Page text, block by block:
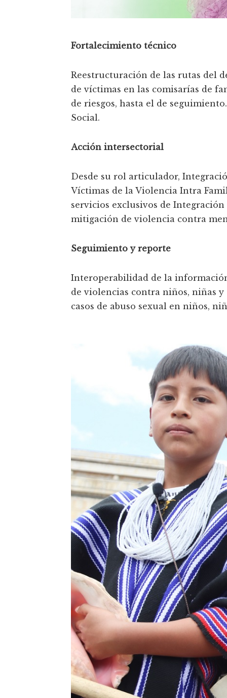
Fortalecimiento técnico
Reestructuración de las rutas del
de víctimas en las comisarías de
de riesgos, hasta el de
Social.
Acción intersectorial
Desde su rol articulador,
Víctimas de la Violencia Intra
servicios exclusivos de
mitigación de violencia contra
Seguimiento y reporte
Interoperabilidad de la
de violencias contra niños, niñas
casos de abuso sexual en niños,